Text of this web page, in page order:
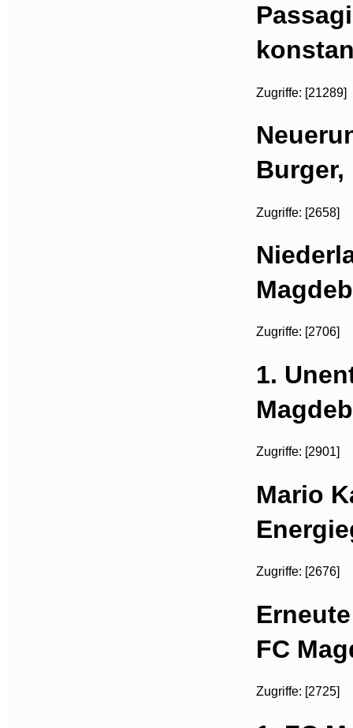
Zugriffe: [21289]
Burger,
Zugriffe: [2658]
Zugriffe: [2706]
1.
Zugriffe: [2901]
Mario
Zugriffe: [2676]
FC
Zugriffe: [2725]